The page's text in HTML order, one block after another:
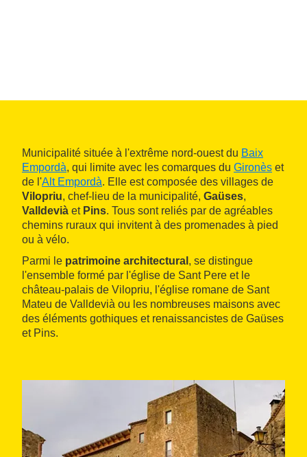
Municipalité située à l'extrême nord-ouest du Baix
Empordà, qui limite avec les comarques du Gironès et
de l'Alt Empordà. Elle est composée des villages de
Vilopriu, chef-lieu de la municipalité, Gaüses,
Valldevià et Pins. Tous sont reliés par de agréables
chemins ruraux qui invitent à des promenades à pied
ou à vélo.
Parmi le patrimoine architectural , se distingue
l'ensemble formé par l'église de Sant Pere et le
château-palais de Vilopriu, l'église romane de Sant
Mateu de Valldevià ou les nombreuses maisons avec
des éléments gothiques et renaissancistes de Gaüses
et Pins.